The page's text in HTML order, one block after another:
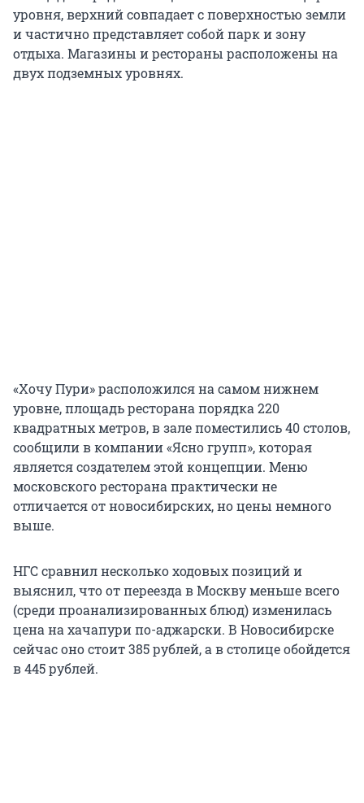
уровня, верхний совпадает с поверхностью земли
и частично представляет собой парк и зону
отдыха. Магазины и рестораны расположены на
двух подземных уровнях.
«Хочу Пури» расположился на самом нижнем
уровне, площадь ресторана порядка 220
квадратных метров, в зале поместились 40 столов,
сообщили в компании «Ясно групп», которая
является создателем этой концепции. Меню
московского ресторана практически не
отличается от новосибирских, но цены немного
выше.
НГС сравнил несколько ходовых позиций и
выяснил, что от переезда в Москву меньше всего
(среди проанализированных блюд) изменилась
цена на хачапури по-аджарски. В Новосибирске
сейчас оно стоит 385 рублей, а в столице обойдется
в 445 рублей.